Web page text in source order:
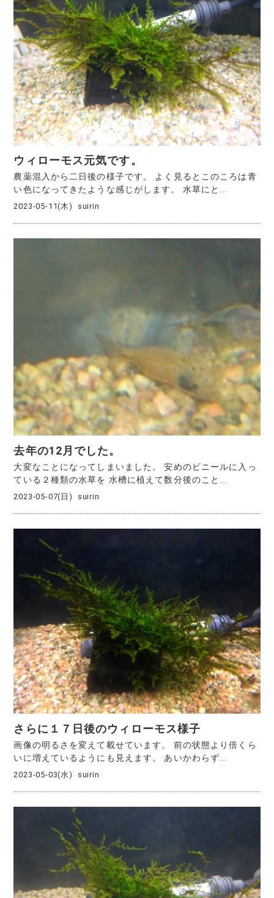
ウィローモス元気です。
農薬混入から二日後の様子です。 よく見るとこのころは青
い色になってきたような感じがします。 水草にと...
2023-05-11(木) suirin
去年の12月でした。
大変なことになってしまいました。 安めのビニールに入っ
ている２種類の水草を 水槽に植えて数分後のこと...
2023-05-07(日) suirin
さらに１７日後のウィローモス様子
画像の明るさを変えて載せています。 前の状態より倍くら
いに増えているようにも見えます。 あいかわらず...
2023-05-03(水) suirin